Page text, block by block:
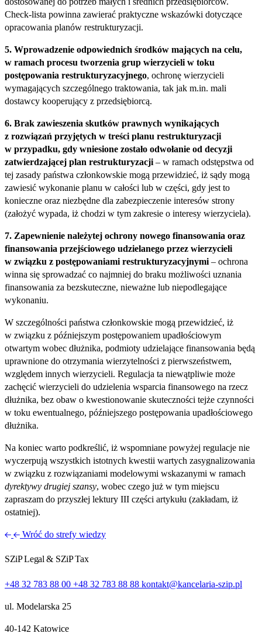
Check‑lista powinna zawierać praktyczne wskazówki dotyczące
opracowania planów restrukturyzacji.
5. Wprowadzenie odpowiednich środków mających na celu,
w ramach procesu tworzenia grup wierzycieli w toku
postępowania restrukturyzacyjnego, ochronę wierzycieli
wymagających szczególnego traktowania, tak jak m.in. mali
dostawcy kooperujący z przedsiębiorcą.
6. Brak zawieszenia skutków prawnych wynikających
z rozwiązań przyjętych w treści planu restrukturyzacji
w przypadku, gdy wniesione zostało odwołanie od decyzji
zatwierdzającej plan restrukturyzacji – w ramach odstępstwa od
tej zasady państwa członkowskie mogą przewidzieć, iż sądy mogą
zawiesić wykonanie planu w całości lub w części, gdy jest to
konieczne oraz niezbędne dla zabezpieczenie interesów strony
(założyć wypada, iż chodzi w tym zakresie o interesy wierzyciela).
7. Zapewnienie należytej ochrony nowego finansowania oraz
finansowania przejściowego udzielanego przez wierzycieli
w związku z postępowaniami restrukturyzacyjnymi – ochrona
winna się sprowadzać co najmniej do braku możliwości uznania
finansowania za bezskuteczne, nieważne lub niepodlegające
wykonaniu.
W szczególności państwa członkowskie mogą przewidzieć, iż
w związku z późniejszym postępowaniem upadłościowym
otwartym wobec dłużnika, podmioty udzielające finansowania będą
uprawnione do otrzymania wierzytelności z pierwszeństwem,
względem innych wierzycieli. Regulacja ta niewątpliwie może
zachęcić wierzycieli do udzielenia wsparcia finansowego na rzecz
dłużnika, bez obaw o kwestionowanie skuteczności tejże czynności
w toku ewentualnego, późniejszego postępowania upadłościowego
dłużnika.
Na koniec warto podkreślić, iż wspomniane powyżej regulacje nie
wyczerpują wszystkich istotnych kwestii wartych zasygnalizowania
w związku z rozwiązaniami modelowymi wskazanymi w ramach
dyrektywy drugiej szansy, wobec czego już w tym miejscu
zapraszam do przyszłej lektury III części artykułu (zakładam, iż
ostatniej).
Wróć do strefy wiedzy
SZiP Legal & SZiP Tax
+48 32 783 88 00 +48 32 783 88 88 kontakt@kancelaria-szip.pl
ul. Modelarska 25
40‑142 Katowice